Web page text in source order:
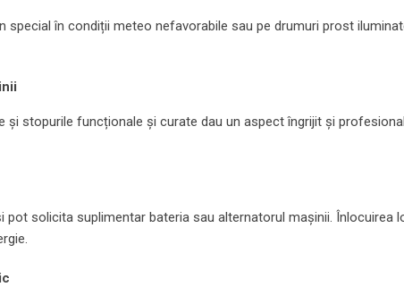
în condiții meteo nefavorabile sau pe drumuri prost
și stopurile funcționale și curate dau un aspect îngrijit și profesional
solicita suplimentar bateria sau alternatorul mașinii. Înlocuirea